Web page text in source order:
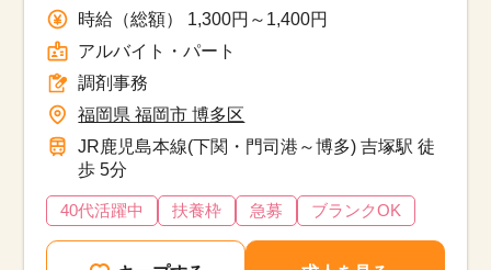
◎
時給（総額） 1,300円～1,400円
アルバイト・パート
調剤事務
福岡県 福岡市 博多区
JR鹿児島本線(下関・門司港～博多) 吉塚駅 徒
歩 5分
40代活躍中 扶養枠 急募 ブランクOK